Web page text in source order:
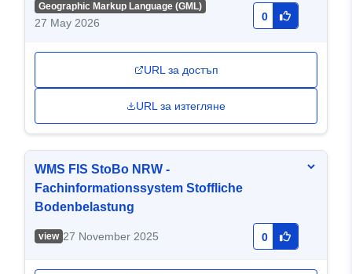
Geographic Markup Language (GML)
27 May 2026 0
URL за достъп
URL за изтегляне
WMS FIS StoBo NRW -
Fachinformationssystem Stoffliche
Bodenbelastung
view 27 November 2025 0